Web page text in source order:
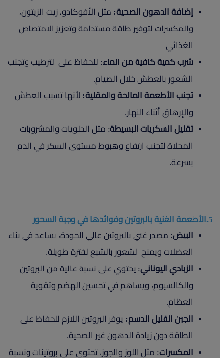
إضافة الدهون الصحية: مثل الأفوكادو، زيت الزيتون،
والمكسرات لتوفير طاقة مستدامة وتعزيز الامتصاص
الغذائي.
شرب كمية كافية من الماء: للحفاظ على الترطيب وتجنب
الشعور بالعطش خلال الصيام.
تجنب الأطعمة المالحة والمقلية: لأنها تسبب العطش
والإرهاق أثناء النهار.
تقليل السكريات البسيطة: مثل الحلويات والمشروبات
المحلاة لتجنب ارتفاع وهبوط مستوى السكر في الدم
بسرعة.
5.الأطعمة الغنية بالبروتين وفوائدها في وجبة السحور
البيض: مصدر غني بالبروتين عالي الجودة، يساعد في بناء
العضلات ويمنح الشعور بالشبع لفترة طويلة.
الزبادي اليوناني: يحتوي على نسبة عالية من البروتين
والكالسيوم، ويساهم في تحسين الهضم وتقوية
العظام.
الجبن القليل الدسم: يوفر البروتين اللازم للحفاظ على
الطاقة دون زيادة الدهون غير الصحية.
المكسرات: مثل اللوز والجوز، تحتوي على بروتينات ونسبة